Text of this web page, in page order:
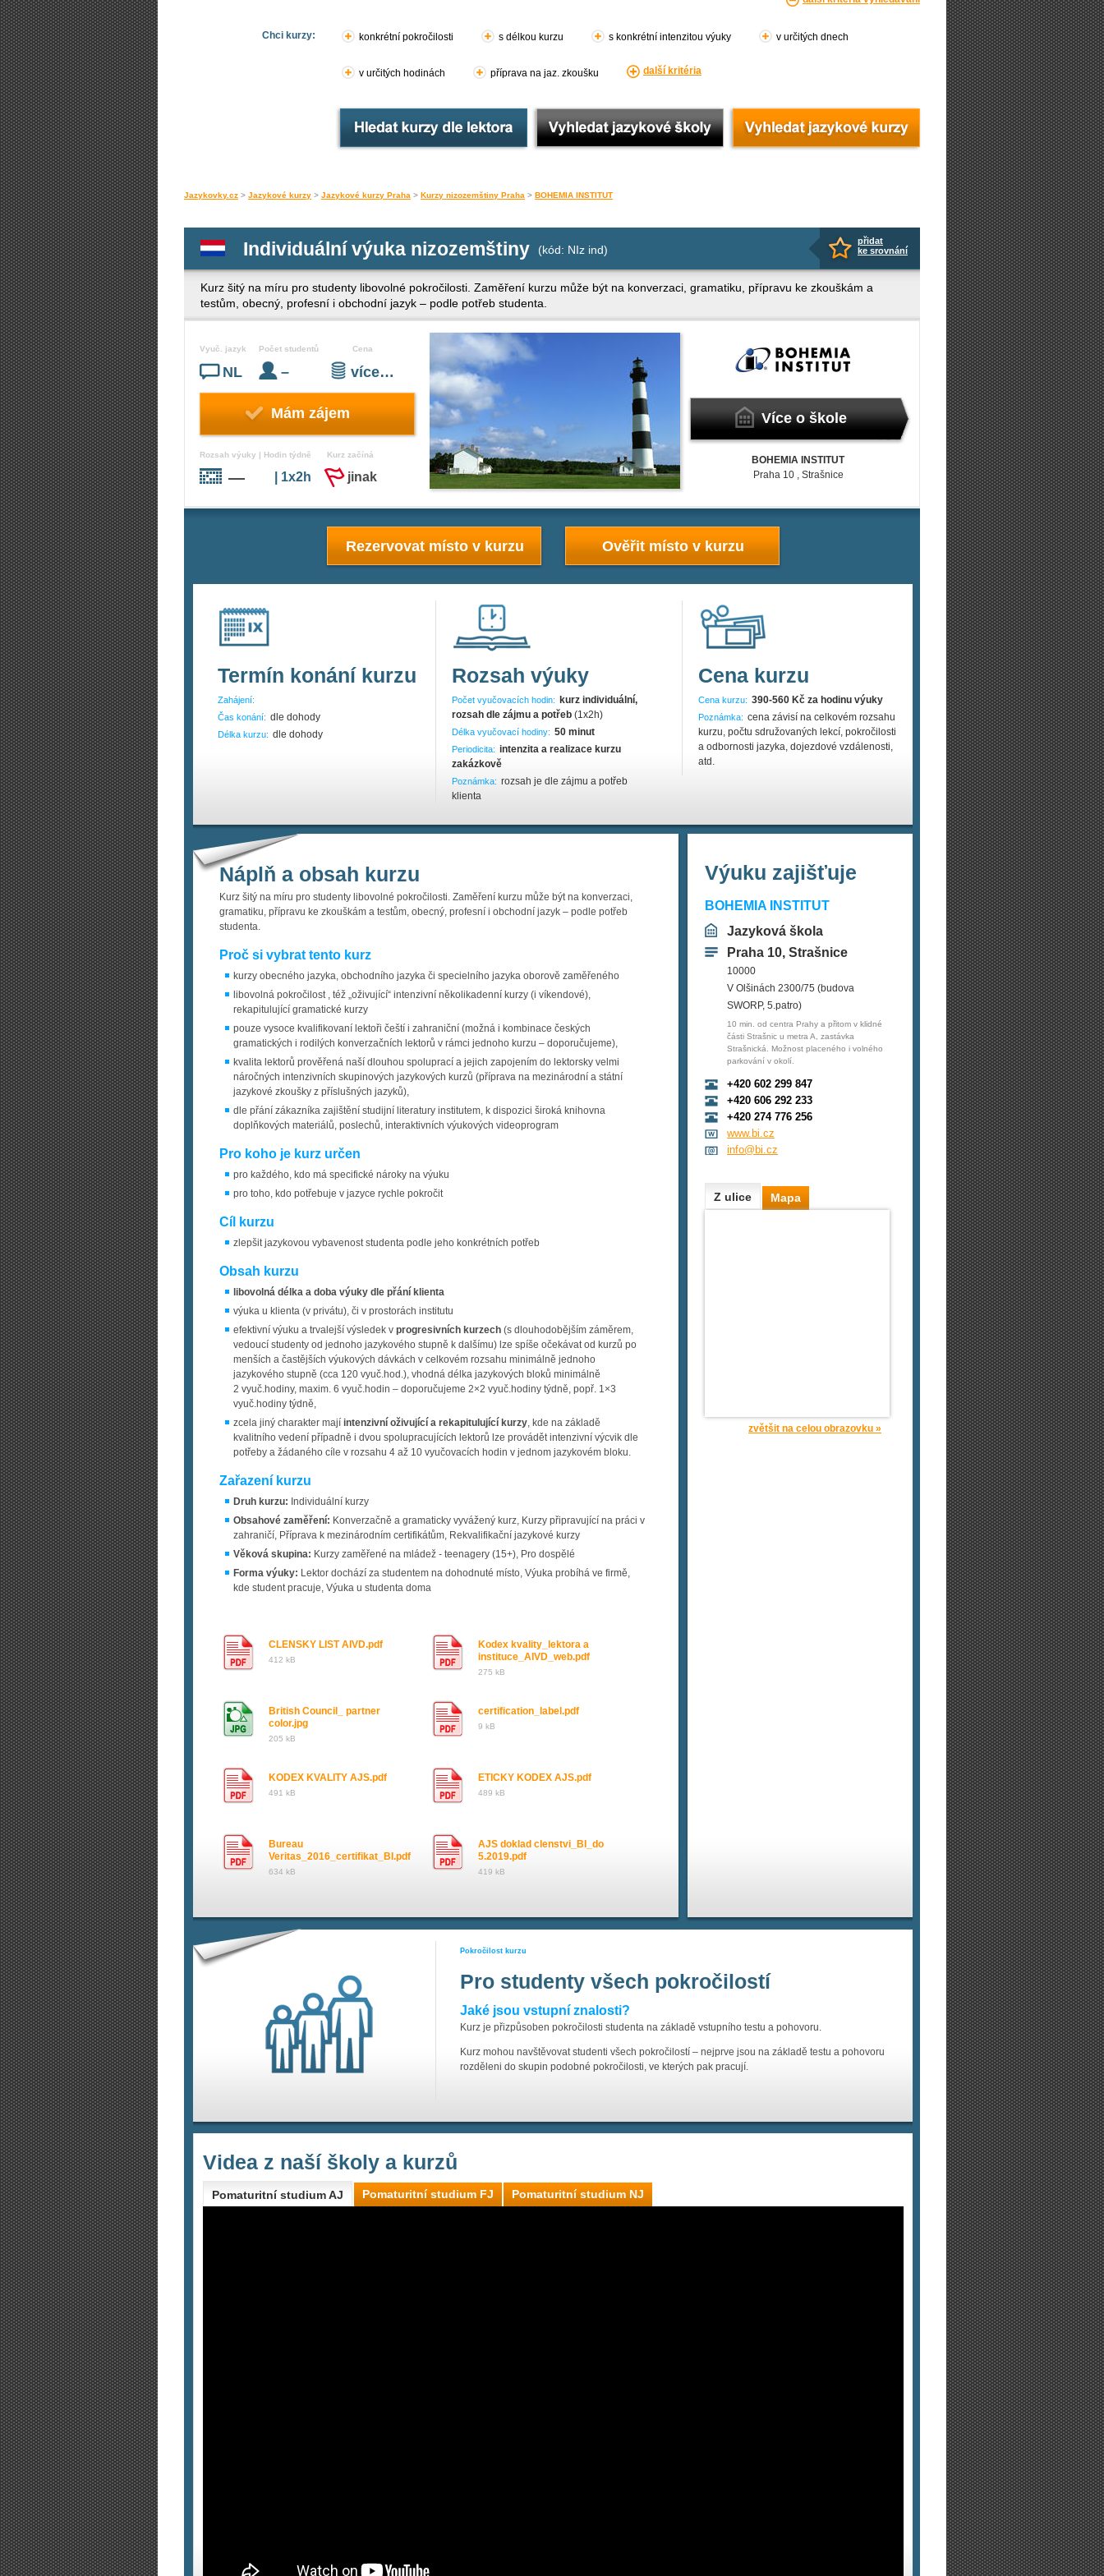
Chci kurzy: konkrétní pokročilosti s délkou kurzu s konkrétní intenzitou výuky v určitých dnech
v určitých hodinách příprava na jaz. zkoušku další kritéria
Jazykovky.cz > Jazykové kurzy > Jazykové kurzy Praha > Kurzy nizozemštiny Praha > BOHEMIA INSTITUT
přidat
ke srovnání
Individuální výuka nizozemštiny (kód: NIz ind)
Kurz šitý na míru pro studenty libovolné pokročilosti. Zaměření kurzu může být na konverzaci, gramatiku, přípravu ke zkouškám a
testům, obecný, profesní i obchodní jazyk – podle potřeb studenta.
Vyuč. jazyk
NL
Počet studentů
–
Cena
více…
Mám zájem
Rozsah výuky | Hodin týdně
— | 1x2h
Kurz začíná
jinak
Více o škole
BOHEMIA INSTITUT
Praha 10 , Strašnice
Rezervovat místo v kurzu Ověřit místo v kurzu
Termín konání kurzu
Zahájení:
Čas konání: dle dohody
Délka kurzu: dle dohody
Rozsah výuky
Počet vyučovacích hodin:
kurz individuální,
rozsah dle zájmu a potřeb (1x2h)
Délka vyučovací hodiny: 50 minut
Periodicita: intenzita a realizace kurzu
zakázkově
Poznámka: rozsah je dle zájmu a potřeb
klienta
Cena kurzu
Cena kurzu: 390-560 Kč za hodinu výuky
Poznámka: cena závisí na celkovém rozsahu
kurzu, počtu sdružovaných lekcí, pokročilosti
a odbornosti jazyka, dojezdové vzdálenosti,
atd.
Náplň a obsah kurzu
Kurz šitý na míru pro studenty libovolné pokročilosti. Zaměření kurzu může být na konverzaci,
gramatiku, přípravu ke zkouškám a testům, obecný, profesní i obchodní jazyk – podle potřeb
studenta.
Proč si vybrat tento kurz
kurzy obecného jazyka, obchodního jazyka či specielního jazyka oborově zaměřeného
libovolná pokročilost , též „oživující“ intenzivní několikadenní kurzy (i víkendové),
rekapitulující gramatické kurzy
pouze vysoce kvalifikovaní lektoři čeští i zahraniční (možná i kombinace českých
gramatických i rodilých konverzačních lektorů v rámci jednoho kurzu – doporučujeme),
kvalita lektorů prověřená naší dlouhou spoluprací a jejich zapojením do lektorsky velmi
náročných intenzivních skupinových jazykových kurzů (příprava na mezinárodní a státní
jazykové zkoušky z příslušných jazyků),
dle přání zákazníka zajištění studijní literatury institutem, k dispozici široká knihovna
doplňkových materiálů, poslechů, interaktivních výukových videoprogram
Pro koho je kurz určen
pro každého, kdo má specifické nároky na výuku
pro toho, kdo potřebuje v jazyce rychle pokročit
Cíl kurzu
zlepšit jazykovou vybavenost studenta podle jeho konkrétních potřeb
Obsah kurzu
libovolná délka a doba výuky dle přání klienta
výuka u klienta (v privátu), či v prostorách institutu
efektivní výuku a trvalejší výsledek v progresivních kurzech (s dlouhodobějším záměrem,
vedoucí studenty od jednoho jazykového stupně k dalšímu) lze spíše očekávat od kurzů po
menších a častějších výukových dávkách v celkovém rozsahu minimálně jednoho
jazykového stupně (cca 120 vyuč.hod.), vhodná délka jazykových bloků minimálně
2 vyuč.hodiny, maxim. 6 vyuč.hodin – doporučujeme 2×2 vyuč.hodiny týdně, popř. 1×3
vyuč.hodiny týdně,
zcela jiný charakter mají intenzivní oživující a rekapitulující kurzy, kde na základě
kvalitního vedení případně i dvou spolupracujících lektorů lze provádět intenzivní výcvik dle
potřeby a žádaného cíle v rozsahu 4 až 10 vyučovacích hodin v jednom jazykovém bloku.
Zařazení kurzu
Druh kurzu: Individuální kurzy
Obsahové zaměření: Konverzačně a gramaticky vyvážený kurz, Kurzy připravující na práci v
zahraničí, Příprava k mezinárodním certifikátům, Rekvalifikační jazykové kurzy
Věková skupina: Kurzy zaměřené na mládež - teenagery (15+), Pro dospělé
Forma výuky: Lektor dochází za studentem na dohodnuté místo, Výuka probíhá ve firmě,
kde student pracuje, Výuka u studenta doma
CLENSKY LIST AIVD.pdf
412 kB
Kodex kvality_lektora a
instituce_AIVD_web.pdf
275 kB
British Council_ partner
color.jpg
205 kB
certification_label.pdf
9 kB
KODEX KVALITY AJS.pdf
491 kB
ETICKY KODEX AJS.pdf
489 kB
Bureau
Veritas_2016_certifikat_BI.pdf
634 kB
AJS doklad clenstvi_BI_do
5.2019.pdf
419 kB
Výuku zajišťuje
BOHEMIA INSTITUT
Jazyková škola
Praha 10, Strašnice
10000
V Olšinách 2300/75 (budova
SWORP, 5.patro)
10 min. od centra Prahy a přitom v klidné
části Strašnic u metra A, zastávka
Strašnická. Možnost placeného i volného
parkování v okolí.
+420 602 299 847
+420 606 292 233
+420 274 776 256
www.bi.cz
info@bi.cz
Z ulice Mapa
zvětšit na celou obrazovku »
Pokročilost kurzu
Pro studenty všech pokročilostí
Jaké jsou vstupní znalosti?
Kurz je přizpůsoben pokročilosti studenta na základě vstupního testu a pohovoru.
Kurz mohou navštěvovat studenti všech pokročilostí – nejprve jsou na základě testu a pohovoru
rozděleni do skupin podobné pokročilosti, ve kterých pak pracují.
Videa z naší školy a kurzů
Pomaturitní studium AJ Pomaturitní studium FJ Pomaturitní studium NJ